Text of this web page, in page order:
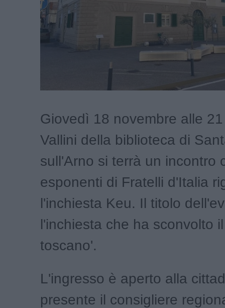
Giovedì 18 novembre alle
Vallini della biblioteca di
sull'Arno si terrà un incontro
esponenti di Fratelli d'Italia
l'inchiesta Keu. Il titolo
l'inchiesta che ha sconvolto
toscano'.
L'ingresso è aperto alla
presente il consigliere